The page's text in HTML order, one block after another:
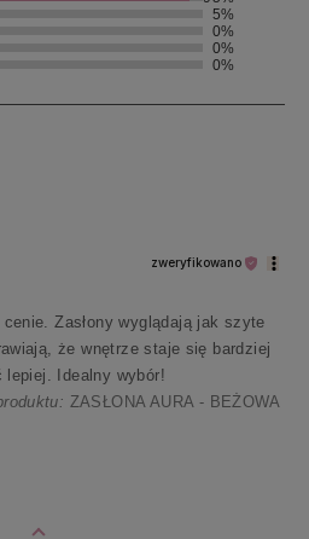
5%
0%
0%
0%
zweryfikowano
Zasłony wyglądają jak szyte
że wnętrze staje się bardziej
lepiej. Idealny wybór!
ZASŁONA AURA - BEŻOWA